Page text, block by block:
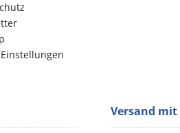
Versand mit